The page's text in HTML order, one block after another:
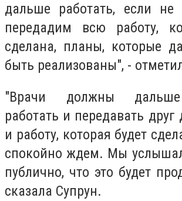
дальше работать, если не
передадим всю работу,
сделана, планы, которые
быть реализованы", -
"Врачи должны
работать и передавать друг
и работу, которая будет
спокойно ждем. Мы
публично, что это будет
сказала Супрун.